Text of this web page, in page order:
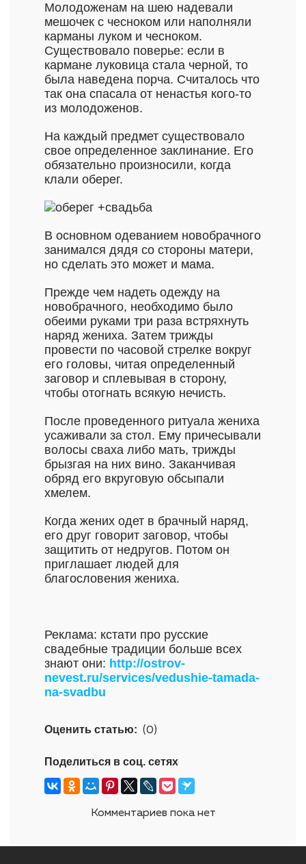
Молодоженам на шею надевали
мешочек с чесноком или наполняли
карманы луком и чесноком.
Существовало поверье: если в
кармане луковица стала черной, то
была наведена порча. Считалось что
так она спасала от ненастья кого-то
из молодоженов.
На каждый предмет существовало
свое определенное заклинание. Его
обязательно произносили, когда
клали оберег.
В основном одеванием новобрачного
занимался дядя со стороны матери,
но сделать это может и мама.
Прежде чем надеть одежду на
новобрачного, необходимо было
обеими руками три раза встряхнуть
наряд жениха. Затем трижды
провести по часовой стрелке вокруг
его головы, читая определенный
заговор и сплевывая в сторону,
чтобы отогнать всякую нечисть.
После проведенного ритуала жениха
усаживали за стол. Ему причесывали
волосы сваха либо мать, трижды
брызгая на них вино. Заканчивая
обряд его вкруговую обсыпали
хмелем.
Когда жених одет в брачный наряд,
его друг говорит заговор, чтобы
защитить от недругов. Потом он
приглашает людей для
благословения жениха.
Реклама: кстати про русские
свадебные традиции больше всех
знают они: http://ostrov-
nevest.ru/services/vedushie-tamada-
na-svadbu
Оценить статью: (0)
Поделиться в соц. сетях
Комментариев пока нет